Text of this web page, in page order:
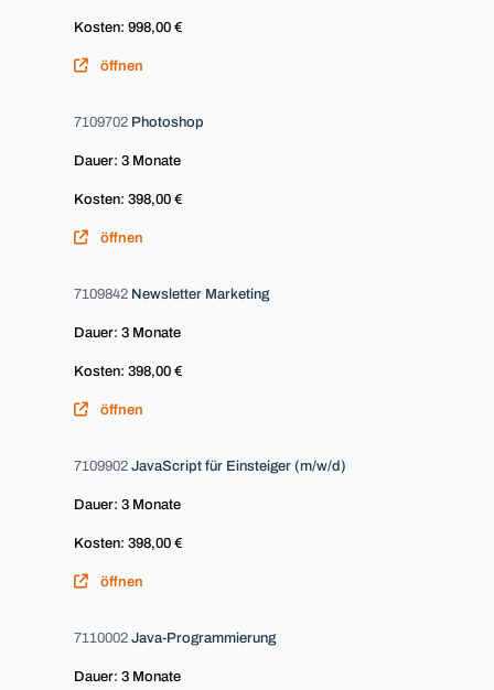
Kosten: 998,00 €
öffnen
7109702 Photoshop
Dauer: 3 Monate
Kosten: 398,00 €
öffnen
7109842 Newsletter Marketing
Dauer: 3 Monate
Kosten: 398,00 €
öffnen
7109902 JavaScript für Einsteiger (m/w/d)
Dauer: 3 Monate
Kosten: 398,00 €
öffnen
7110002 Java-Programmierung
Dauer: 3 Monate